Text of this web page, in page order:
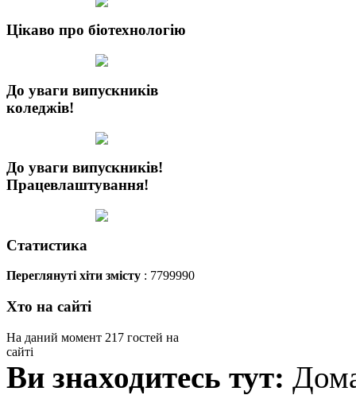
Цікаво про біотехнологію
До уваги випускників
коледжів!
До уваги випускників!
Працевлаштування!
Статистика
Переглянуті хіти змісту : 7799990
Хто на сайті
На даний момент 217 гостей на
сайті
Ви знаходитесь тут: